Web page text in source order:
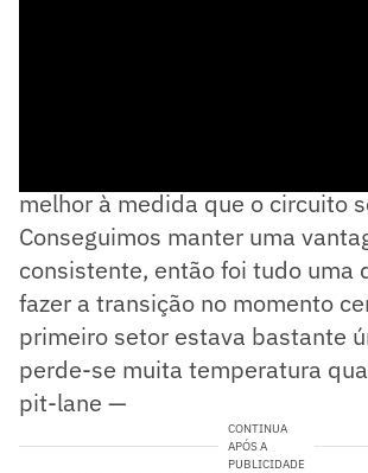
melhor à medida que o circuito
Conseguimos manter uma
consistente, então foi tudo uma
fazer a transição no momento
primeiro setor estava bastante
perde-se muita temperatura
pit-lane —
CONTINUA
APÓS A
PUBLICIDADE